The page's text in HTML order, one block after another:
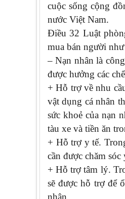
cuộc sống cộng
nước Việt Nam.
Điều 32 Luật
mua bán người như
– Nạn nhân là
được hưởng các
+ Hỗ trợ về nhu
vật dụng cá nhân
sức khoẻ của nạn
tàu xe và tiền ăn
+ Hỗ trợ y tế.
cần được chăm
+ Hỗ trợ tâm lý.
sẽ được hỗ trợ để
nhân.